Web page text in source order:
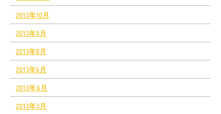
2013年10月
2013年9月
2013年8月
2013年6月
2013年4月
2013年3月